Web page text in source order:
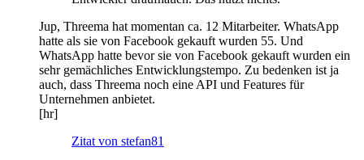
Jup, Threema hat momentan ca. 12 Mitarbeiter. WhatsApp
hatte als sie von Facebook gekauft wurden 55. Und
WhatsApp hatte bevor sie von Facebook gekauft wurden ein
sehr gemächliches Entwicklungstempo. Zu bedenken ist ja
auch, dass Threema noch eine API und Features für
Unternehmen anbietet.
[hr]
Zitat von stefan81